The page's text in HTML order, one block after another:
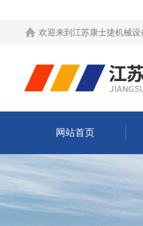
欢迎来到 江苏康士捷机械
网站首页